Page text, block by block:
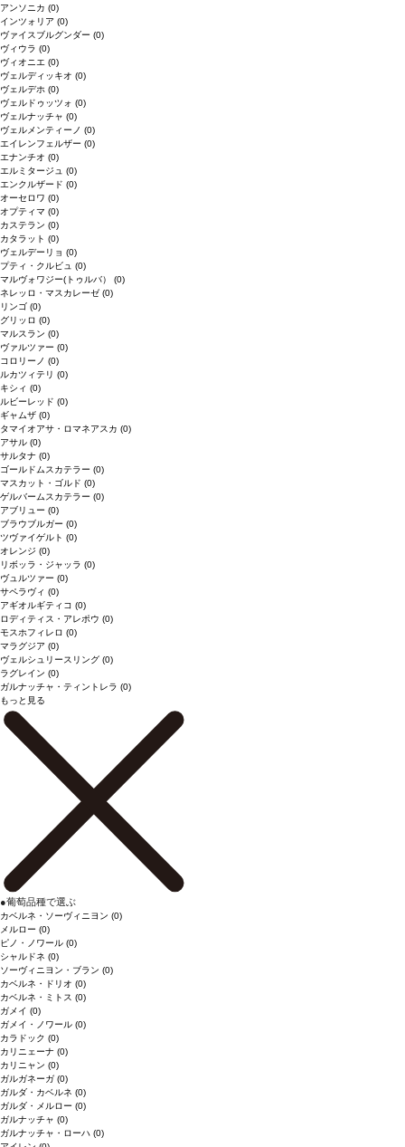
アンソニカ (0)
インツォリア (0)
ヴァイスブルグンダー (0)
ヴィウラ (0)
ヴィオニエ (0)
ヴェルディッキオ (0)
ヴェルデホ (0)
ヴェルドゥッツォ (0)
ヴェルナッチャ (0)
ヴェルメンティーノ (0)
エイレンフェルザー (0)
エナンチオ (0)
エルミタージュ (0)
エンクルザード (0)
オーセロワ (0)
オプティマ (0)
カステラン (0)
カタラット (0)
ヴェルデーリョ (0)
プティ・クルビュ (0)
マルヴォワジー(トゥルバ） (0)
ネレッロ・マスカレーゼ (0)
リンゴ (0)
グリッロ (0)
マルスラン (0)
ヴァルツァー (0)
コロリーノ (0)
ルカツィテリ (0)
キシィ (0)
ルビーレッド (0)
ギャムザ (0)
タマイオアサ・ロマネアスカ (0)
アサル (0)
サルタナ (0)
ゴールドムスカテラー (0)
マスカット・ゴルド (0)
ゲルバームスカテラー (0)
アブリュー (0)
ブラウブルガー (0)
ツヴァイゲルト (0)
オレンジ (0)
リボッラ・ジャッラ (0)
ヴュルツァー (0)
サペラヴィ (0)
アギオルギティコ (0)
ロディティス・アレポウ (0)
モスホフィレロ (0)
マラグジア (0)
ヴェルシュリースリング (0)
ラグレイン (0)
ガルナッチャ・ティントレラ (0)
もっと見る
●葡萄品種で選ぶ
カベルネ・ソーヴィニヨン (0)
メルロー (0)
ピノ・ノワール (0)
シャルドネ (0)
ソーヴィニヨン・ブラン (0)
カベルネ・ドリオ (0)
カベルネ・ミトス (0)
ガメイ (0)
ガメイ・ノワール (0)
カラドック (0)
カリニェーナ (0)
カリニャン (0)
ガルガネーガ (0)
ガルダ・カベルネ (0)
ガルダ・メルロー (0)
ガルナッチャ (0)
ガルナッチャ・ローハ (0)